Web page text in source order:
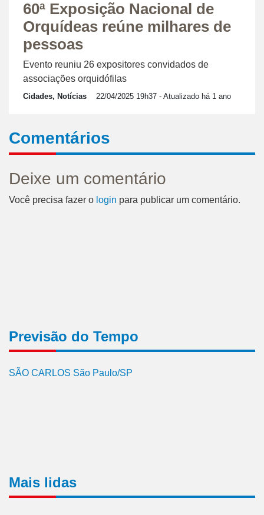
60ª Exposição Nacional de
Orquídeas reúne milhares de
pessoas
Evento reuniu 26 expositores convidados de
associações orquidófilas
Cidades, Notícias 22/04/2025 19h37 - Atualizado há 1 ano
Comentários
Deixe um comentário
Você precisa fazer o login para publicar um comentário.
Previsão do Tempo
SÃO CARLOS São Paulo/SP
Mais lidas